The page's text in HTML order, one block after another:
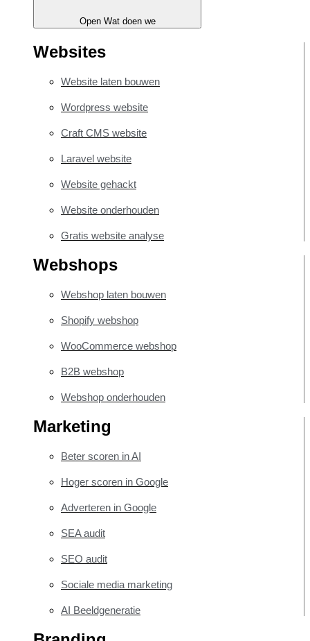
Open Wat doen we
Websites
Website laten bouwen
Wordpress website
Craft CMS website
Laravel website
Website gehackt
Website onderhouden
Gratis website analyse
Webshops
Webshop laten bouwen
Shopify webshop
WooCommerce webshop
B2B webshop
Webshop onderhouden
Marketing
Beter scoren in AI
Hoger scoren in Google
Adverteren in Google
SEA audit
SEO audit
Sociale media marketing
AI Beeldgeneratie